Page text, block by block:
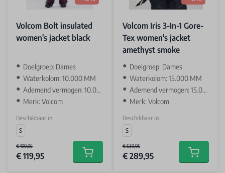
Volcom Bolt insulated
women's jacket black
Doelgroep: Dames
Waterkolom: 10.000 MM
Ademend vermogen: 10.000 GR
Merk: Volcom
Beschikbaar in
S
€ 199,95
€ 119,95 Add to cart
Volcom Iris 3-In-1 Gore-
Tex women's jacket
amethyst smoke
Doelgroep: Dames
Waterkolom: 15.000 MM
Ademend vermogen: 15.000 GR
Merk: Volcom
Beschikbaar in
S
€ 539,95
€ 289,95 Add to